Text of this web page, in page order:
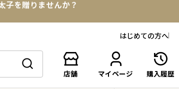
念商品が登場★
円以上で送料無料
はじめての方へ
店舗 マイページ 購入履歴